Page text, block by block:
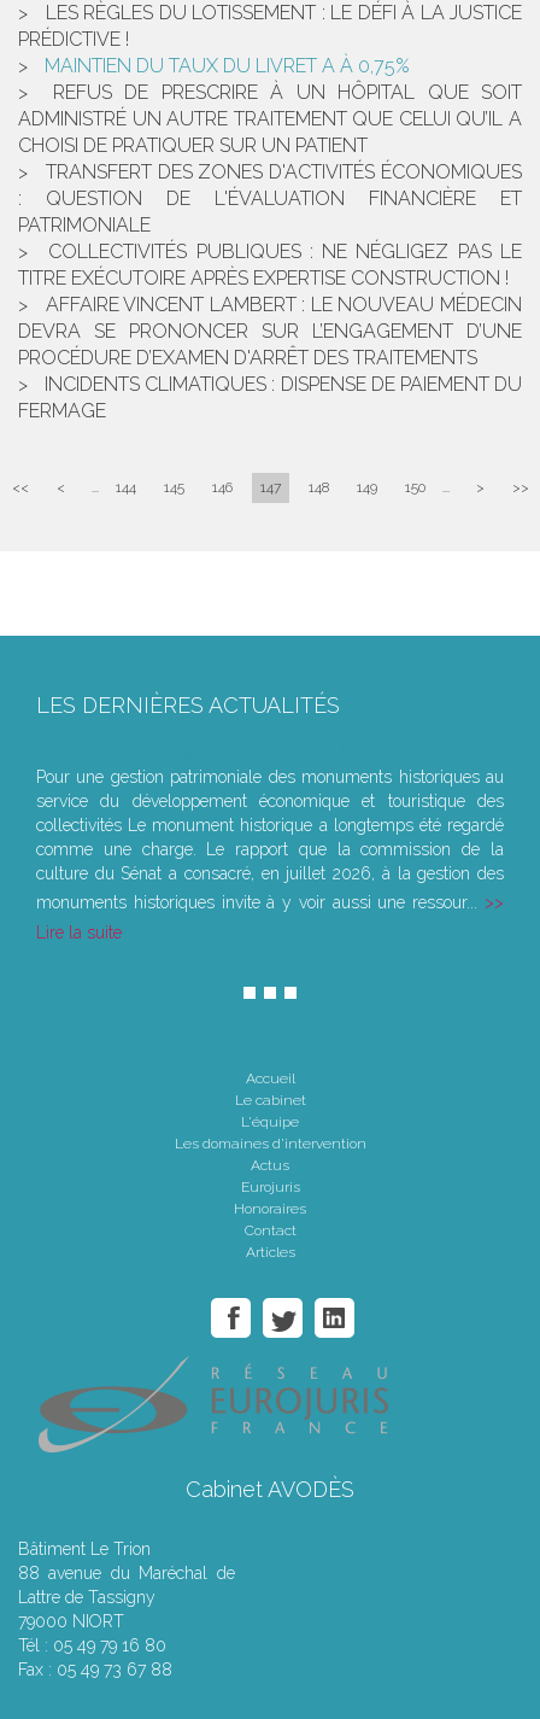
LES RÈGLES DU LOTISSEMENT : LE DÉFI À LA JUSTICE
PRÉDICTIVE !
MAINTIEN DU TAUX DU LIVRET A À 0,75%
REFUS DE PRESCRIRE À UN HÔPITAL QUE SOIT
ADMINISTRÉ UN AUTRE TRAITEMENT QUE CELUI QU’IL A
CHOISI DE PRATIQUER SUR UN PATIENT
TRANSFERT DES ZONES D'ACTIVITÉS ÉCONOMIQUES
: QUESTION DE L'ÉVALUATION FINANCIÈRE ET
PATRIMONIALE
COLLECTIVITÉS PUBLIQUES : NE NÉGLIGEZ PAS LE
TITRE EXÉCUTOIRE APRÈS EXPERTISE CONSTRUCTION !
AFFAIRE VINCENT LAMBERT : LE NOUVEAU MÉDECIN
DEVRA SE PRONONCER SUR L’ENGAGEMENT D’UNE
PROCÉDURE D’EXAMEN D'ARRÊT DES TRAITEMENTS
INCIDENTS CLIMATIQUES : DISPENSE DE PAIEMENT DU
FERMAGE
<< < ... 144 145 146 147 148 149 150 ... > >>
LES DERNIÈRES ACTUALITÉS
Pour une gestion patrimoniale des monuments historiques au
service du développement économique et touristique des
collectivités Le monument historique a longtemps été regardé
comme une charge. Le rapport que la commission de la
culture du Sénat a consacré, en juillet 2026, à la gestion des
monuments historiques invite à y voir aussi une ressour...
Lire la suite
Accueil
Le cabinet
L'équipe
Les domaines d'intervention
Actus
Eurojuris
Honoraires
Contact
Articles
Cabinet AVODÈS
Bâtiment Le Trion
88 avenue du Maréchal de
Lattre de Tassigny
79000 NIORT
Tél : 05 49 79 16 80
Fax : 05 49 73 67 88